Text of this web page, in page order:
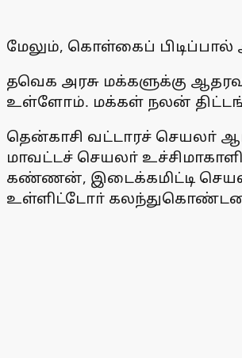
மேலும், கொள்கைப் பிடிப்பால்
தவெக அரசு மக்களுக்கு
உள்ளோம். மக்கள் நலன்
தென்காசி வட்டாரச் செயலா்
மாவட்டச் செயலா்
கண்ணன், இடைக்கமிட்டி
உள்ளிட்டோா்